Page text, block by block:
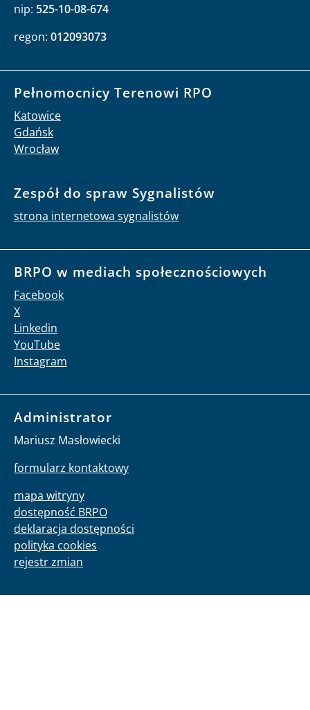
nip: 525-10-08-674
regon: 012093073
Pełnomocnicy Terenowi RPO
Katowice
Gdańsk
Wrocław
Zespół do spraw Sygnalistów
strona internetowa sygnalistów
BRPO w mediach społecznościowych
Facebook
X
Linkedin
YouTube
Instagram
Administrator
Mariusz Masłowiecki
formularz kontaktowy
mapa witryny
dostępność BRPO
deklaracja dostępności
polityka cookies
rejestr zmian